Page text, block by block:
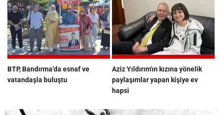
BTP, Bandırma’da esnaf ve
vatandaşla buluştu
Aziz Yıldırım'ın kızına yönelik
paylaşımlar yapan kişiye ev
hapsi